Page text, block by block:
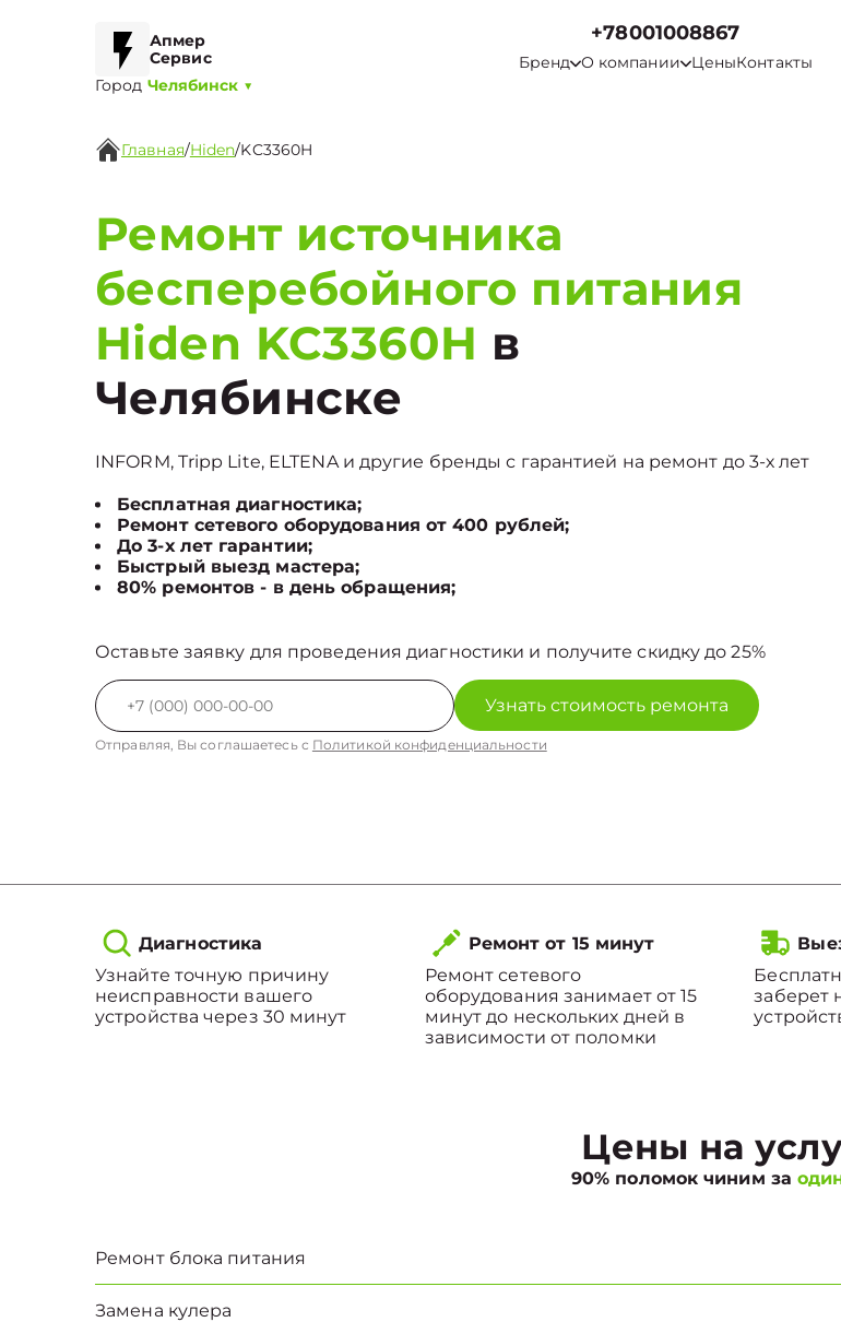
Апмер
Сервис
Город Челябинск ▼
+78001008867
Бренд О компании ЦеныКонтакты
Главная/Hiden/KC3360H
Ремонт источника
бесперебойного питания
Hiden KC3360H в
Челябинске
INFORM, Tripp Lite, ELTENA и другие бренды с гарантией на ремонт до 3-х лет
Бесплатная диагностика;
Ремонт сетевого оборудования от 400 рублей;
До 3-х лет гарантии;
Быстрый выезд мастера;
80% ремонтов - в день обращения;
Оставьте заявку для проведения диагностики и получите скидку до 25%
Узнать стоимость ремонта
Отправляя, Вы соглашаетесь с Политикой конфиденциальности
Диагностика
Узнайте точную причину
неисправности вашего
устройства через 30 минут
Ремонт от 15 минут
Ремонт сетевого
оборудования занимает от 15
минут до нескольких дней в
зависимости от поломки
заберет
Цены на
90% поломок чиним за
Ремонт блока питания
Замена кулера